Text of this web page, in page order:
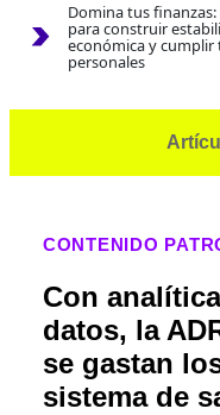
Domina tus finanzas:
para construir
económica y cumplir
personales
CONTENIDO
Con
datos, la
se gastan
sistema de